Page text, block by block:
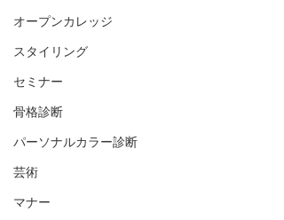
オープンカレッジ
スタイリング
セミナー
骨格診断
パーソナルカラー診断
芸術
マナー